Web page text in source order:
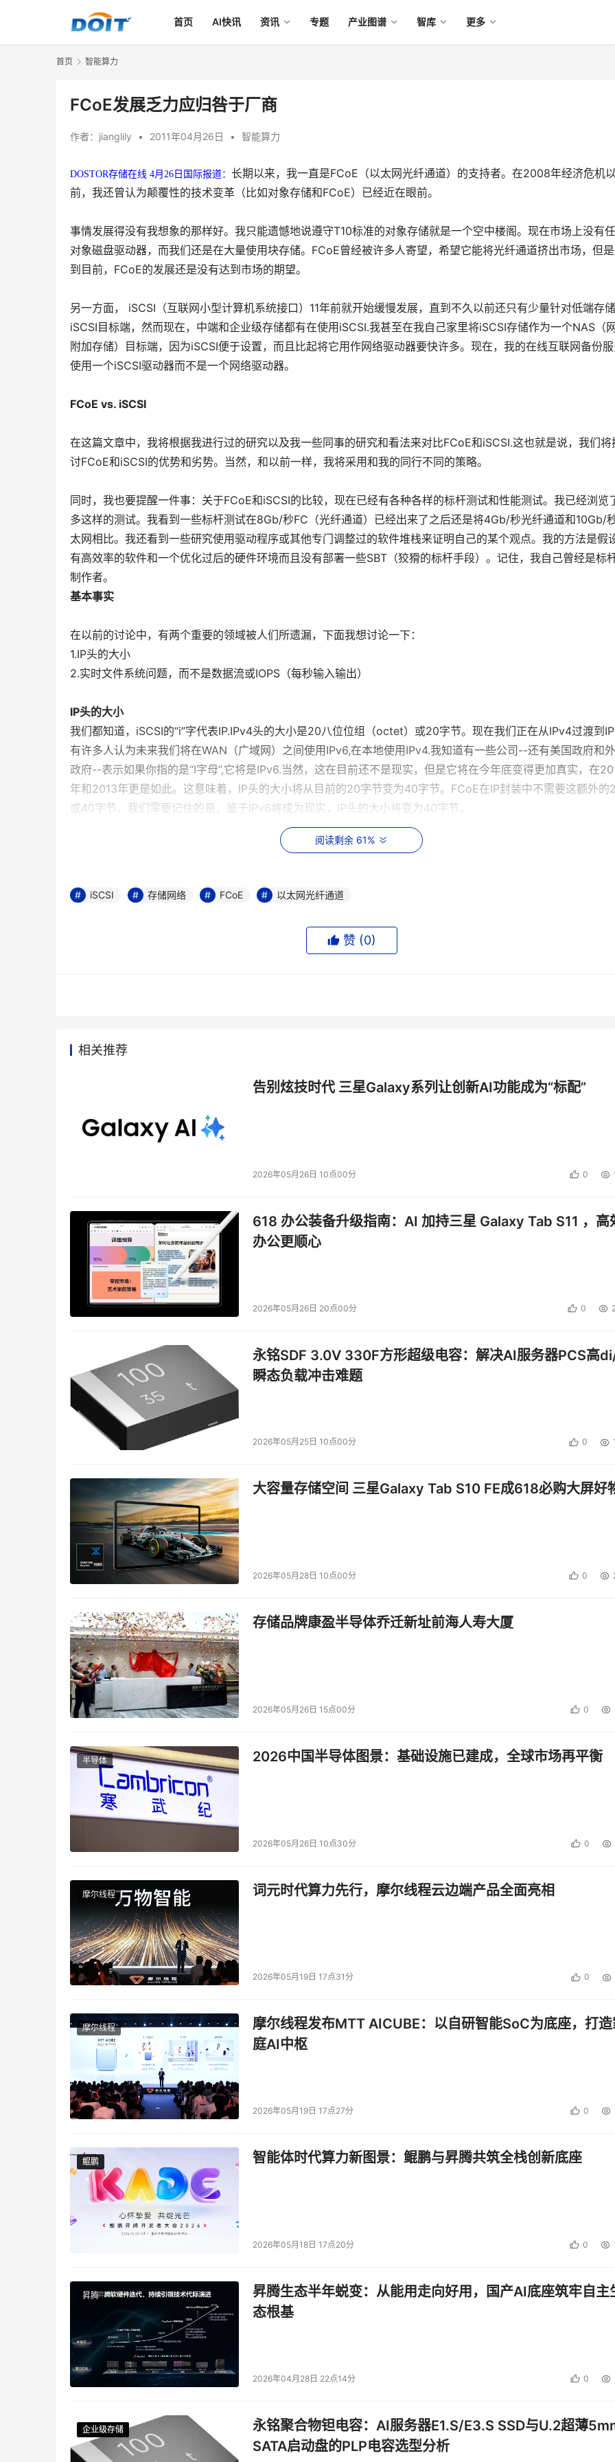
首页 AI快讯 资讯 专题 产业图谱 智库 更多
首页 智能算力
FCoE发展乏力应归咎于厂商
作者： jianglily • 2011年04月26日 • 智能算力
DOSTOR存储在线 4月26日国际报道： 长期以来，我一直是FCoE（以太网光纤通道）的支持者。在2008年经济危机以
前，我还曾认为颠覆性的技术变革（比如对象存储和FCoE）已经近在眼前。
事情发展得没有我想象的那样好。我只能遗憾地说遵守T10标准的对象存储就是一个空中楼阁。现在市场上没有
对象磁盘驱动器，而我们还是在大量使用块存储。FCoE曾经被许多人寄望，希望它能将光纤通道挤出市场，但
到目前，FCoE的发展还是没有达到市场的期望。
另一方面， iSCSI（互联网小型计算机系统接口）11年前就开始缓慢发展，直到不久以前还只有少量针对低端存
iSCSI目标端，然而现在，中端和企业级存储都有在使用iSCSI.我甚至在我自己家里将iSCSI存储作为一个NAS（
附加存储）目标端，因为iSCSI便于设置，而且比起将它用作网络驱动器要快许多。现在，我的在线互联网备份
使用一个iSCSI驱动器而不是一个网络驱动器。
FCoE vs. iSCSI
在这篇文章中，我将根据我进行过的研究以及我一些同事的研究和看法来对比FCoE和iSCSI.这也就是说，我们将
讨FCoE和iSCSI的优势和劣势。当然，和以前一样，我将采用和我的同行不同的策略。
同时，我也要提醒一件事：关于FCoE和iSCSI的比较，现在已经有各种各样的标杆测试和性能测试。我已经浏览
多这样的测试。我看到一些标杆测试在8Gb/秒FC（光纤通道）已经出来了之后还是将4Gb/秒光纤通道和10Gb/
太网相比。我还看到一些研究使用驱动程序或其他专门调整过的软件堆栈来证明自己的某个观点。我的方法是假
有高效率的软件和一个优化过后的硬件环境而且没有部署一些SBT（狡猾的标杆手段）。记住，我自己曾经是标
制作者。
基本事实
在以前的讨论中，有两个重要的领域被人们所遗漏，下面我想讨论一下：
1.IP头的大小
2.实时文件系统问题，而不是数据流或IOPS（每秒输入输出）
IP头的大小
我们都知道，iSCSI的“i”字代表IP.IPv4头的大小是20八位位组（octet）或20字节。现在我们正在从IPv4过渡到
有许多人认为未来我们将在WAN（广域网）之间使用IPv6,在本地使用IPv4.我知道有一些公司--还有美国政府和
政府--表示如果你指的是“I字母”,它将是IPv6.当然，这在目前还不是现实，但是它将在今年底变得更加真实，在
年和2013年更是如此。这意味着，IP头的大小将从目前的20字节变为40字节。FCoE在IP封装中不需要这额外的
或40字节。我们需要记住的是，鉴于IPv6将成为现实，IP头的大小将变为40字节。
无论我们喜欢还是不喜欢，在真实世界中测试任何IO性能都需要考虑文件系统。一些文件系统比另一些文件系统要
操作性能。我和其他人一些人多年来一直指出，对于大多数现代文件系统而言，瓶颈在于针对文件系统元数据的I/
下面我将定义元数据的范畴：
- 文件系统超级块。超级块是在载入文件系统的时候读取的，可以提供文件系统的布局。有些文件系统需要不时更
- 文件系统索引节点和扩展属性，包括文件位置、文件的属性：包括UID（用户身份）、GID（群组身份）、访问时
间、创建时间和其他属性。一些属性是依赖于文件系统的。
我认为元数据性能经常是文件系统性能的限制性因素。元数据瓶颈已经为许多人所知，而且随着文件数量的大幅增
长，元数据瓶颈正变得越来越严重。元数据的更新几乎一直是一个小型块随机I/O问题，而且在一些情况下，需要
我们需要知道iSCSI会用到IP头，而IP头会占用通道空间。无论喜不喜欢，空间是很重要的。
在考虑到文件系统的情况下，我注意到请求大小从512字节增加到16384字节，在某些情况下还更高（见上表）
性，因为鉴于IP头的要求，需要传输更多的数据。FCoE没有额外的IP头，因此不会碰上这种渠道限制性开销。在
估FCoE和iSCSI的时候，必须考虑文件系统元数据开销。也许也有一些测试已经这么做了，但是我还没有看到任
文件系统的比较。因此，我必须问我自己一个问题：如果FCoE能够消耗更少的开销，那么iSCSI为什么如今比
发展得更好呢？
iSCSI崛起的原因
iSCSI并有许多iSCSI产品推向市场。同时，在这10年中，厂商们已经晓得如何优化主机端和目标端的协议实施。
方面，FCoE是相对新的协议，没经过几年优化。这使得iSCSI拥有内在的优势。
即使不从性能的角度来看，我也认为iSCSI会继续主导市场。FCoE市场上厂商的分裂不会帮助FCoE的发展。如果
商们还是开发那些完全无法互操作的产品的话，FCoE就不会成功--我的意思是说要像现在的光纤通道那样可以完
互操作。
我总是看到有些存储厂商经常搬起石头砸自己的脚。在FCoE这个例子中，厂商们所热衷的性能并不能带来市场优
势。我不认同厂商们的这种做法。不过不可否认的是，存储性能确实对存储行业的生存至关重要，尤其是在关键领
（比如元数据性能），性能会限制系统的扩展。
这些年，我一直在想，为什么存储行业没有做什么事情来解决存储性能的扩展缺乏问题。我们已经缩小了应用程序
操作系统、文件系统和存储之间的接口。存储界少有几次通力合作，比如OSD（对象存储设备），结果合作的成
但是我还没有看到市场上有任何OSD产品。
我担心的是FCoE会落到和OSD一样的命运。存储厂商们在FCoE上的作为很平庸。这种情况在美国的许多行业都
过，结果都不好。如果存储行业没有做出大的改变的话，那么我认为0层和1层存储可能将成为过去时，而我们可
只有归档存储和服务器上的非易失性存储--不是很好的情况，不过也许是某些厂商希望的。
阅读剩余 61%
iSCSI 存储网络 FCoE 以太网光纤通道
赞 (0)
相关推荐
告别炫技时代 三星Galaxy系列让创新AI功能成为“标配”
2026年05月26日 10点00分 0
618 办公装备升级指南：AI 加持三星 Galaxy Tab S11 ，高
办公更顺心
2026年05月26日 20点00分 0
永铭SDF 3.0V 330F方形超级电容：解决AI服务器PCS高
瞬态负载冲击难题
2026年05月25日 10点00分 0
大容量存储空间 三星Galaxy Tab S10 FE成618必购大屏好
2026年05月28日 10点00分 0
存储品牌康盈半导体乔迁新址前海人寿大厦
2026年05月26日 15点00分 0
半导体 2026中国半导体图景：基础设施已建成，全球市场再平衡
2026年05月26日 10点30分 0
摩尔线程 词元时代算力先行，摩尔线程云边端产品全面亮相
2026年05月19日 17点31分 0
摩尔线程
摩尔线程发布MTT AICUBE：以自研智能SoC为底座，打
庭AI中枢
2026年05月19日 17点27分 0
鲲鹏
鲲鹏 智能体时代算力新图景：鲲鹏与昇腾共筑全栈创新底座
2026年05月18日 17点20分 0
昇腾
昇腾生态半年蜕变：从能用走向好用，国产AI底座筑牢自主
态根基
2026年04月28日 22点14分 0
企业级存储
企业级存储
企业级存储
企业级存储
永铭聚合物钽电容：AI服务器E1.S/E3.S SSD与U.2超薄
SATA启动盘的PLP电容选型分析